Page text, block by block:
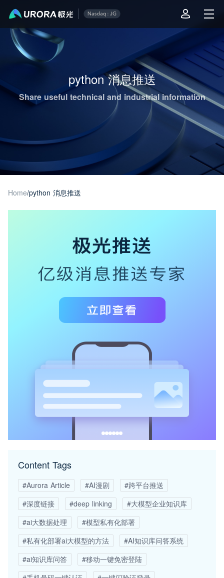
python 消息推送
Share useful technical and industrial information
Home/python 消息推送
Content Tags
#Aurora Article #AI漫剧
#跨平台推送
#深度链接
#deep linking
#大模型企业知识库
#ai大数据处理
#模型私有化部署
#私有化部署ai大模型的方法
#AI知识库问答系统
#ai知识库问答
#移动一键免密登陆